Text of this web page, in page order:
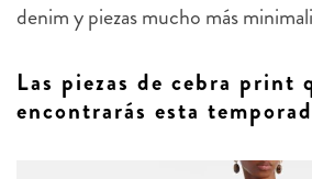
denim y piezas mucho más
Las piezas de cebra print
encontrarás esta